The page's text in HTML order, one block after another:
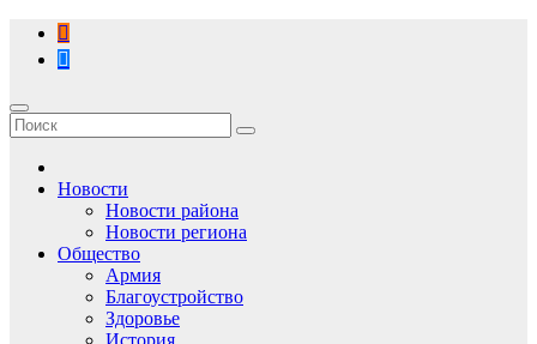
Перейти
содержимому
Новости
Новости района
Новости региона
Общество
Армия
Благоустройство
Здоровье
История